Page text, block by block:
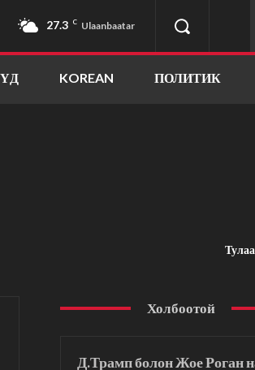
27.3 C Ulaanbaatar
KOREAN ПОЛИТИК
Холбоотой
Д.Трамп болон Жое Роган